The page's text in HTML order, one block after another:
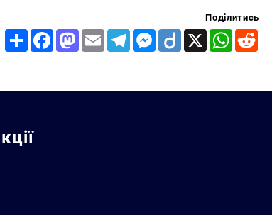
Поділитись
Share FacebookMastodon
Email TelegramMessenger
Diigo X WhatsApp